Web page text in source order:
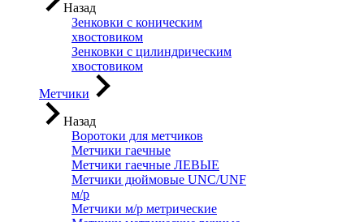
Назад
Зенковки с коническим
хвостовиком
Зенковки с цилиндрическим
хвостовиком
Метчики
Назад
Воротоки для метчиков
Метчики гаечные
Метчики гаечные ЛЕВЫЕ
Метчики дюймовые UNC/UNF
м/р
Метчики м/р метрические